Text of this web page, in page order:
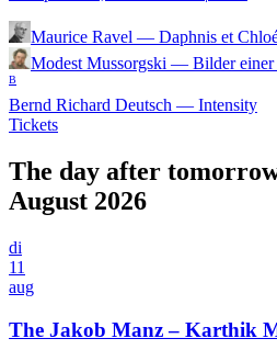
Maurice Ravel — Daphnis et
Modest Mussorgski — Bilder
B
Bernd Richard Deutsch — Intensity
Tickets
The day after
August 2026
di
11
aug
The Jakob Manz – Karthik